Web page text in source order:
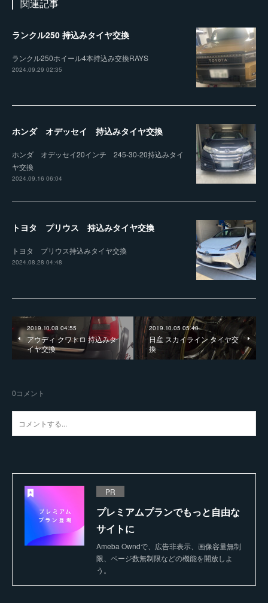
関連記事
ランクル250 持込みタイヤ交換
ランクル250ホイール4本持込み交換RAYS
2024.09.29 02:35
ホンダ オデッセイ 持込みタイヤ交換
ホンダ オデッセイ20インチ 245-30-20持込みタイ
ヤ交換
2024.09.16 06:04
トヨタ プリウス 持込みタイヤ交換
トヨタ プリウス持込みタイヤ交換
2024.08.28 04:48
2019.10.08 04:55
アウディ クワトロ 持込みタ
イヤ交換
2019.10.05 05:40
日産 スカイライン タイヤ交
換
0コメント
PR
プレミアムプランでもっと自由な
サイトに
Ameba Owndで、広告非表示、画像容量無制
限、ページ数無制限などの機能を開放しよ
う。